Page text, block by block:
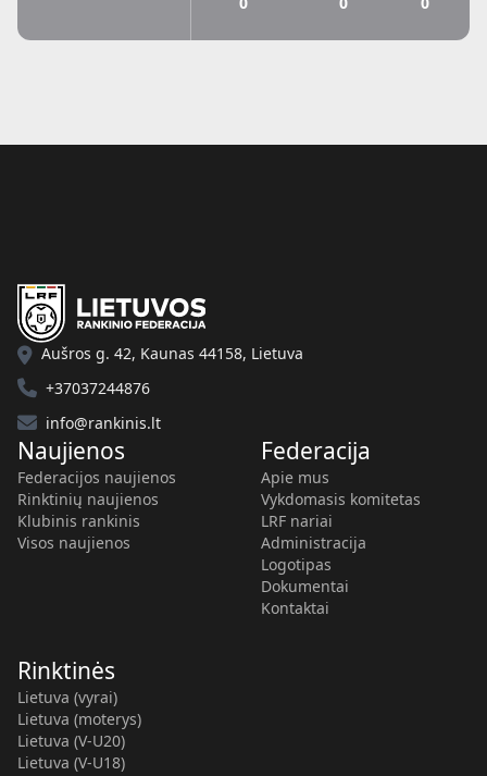
Aušros g. 42, Kaunas 44158, Lietuva
+37037244876
info@rankinis.lt
Naujienos
Federacijos naujienos
Rinktinių naujienos
Klubinis rankinis
Visos naujienos
Federacija
Apie mus
Vykdomasis komitetas
LRF nariai
Administracija
Logotipas
Dokumentai
Kontaktai
Rinktinės
Lietuva (vyrai)
Lietuva (moterys)
Lietuva (V-U20)
Lietuva (V-U18)